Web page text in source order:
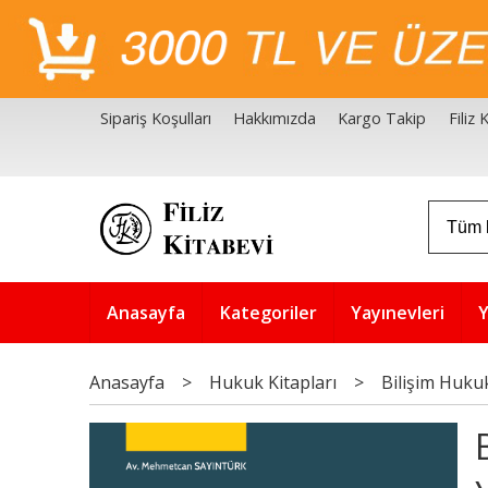
Sipariş Koşulları Hakkımızda Kargo Takip Filiz
Anasayfa Kategoriler Yayınevleri
Anasayfa > Hukuk Kitapları > Bilişim